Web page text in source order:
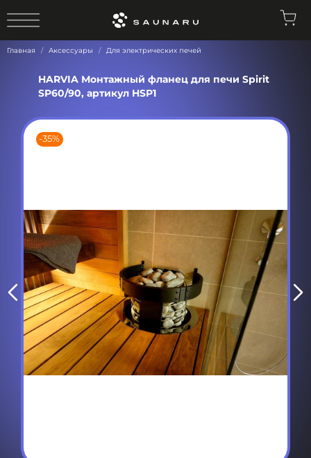
Главная Аксессуары Для электрических печей
-35%
HARVIA Монтажный фланец для печи Spirit
SP60/90, артикул HSP1